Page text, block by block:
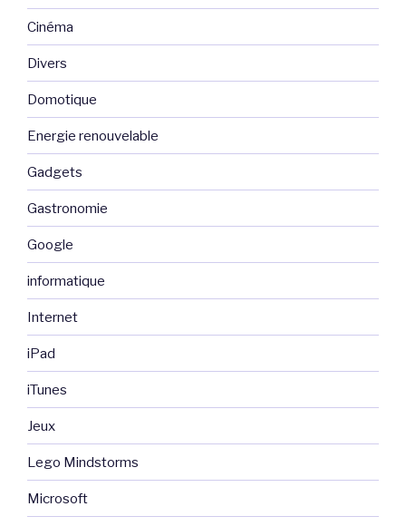
Cinéma
Divers
Domotique
Energie renouvelable
Gadgets
Gastronomie
Google
informatique
Internet
iPad
iTunes
Jeux
Lego Mindstorms
Microsoft